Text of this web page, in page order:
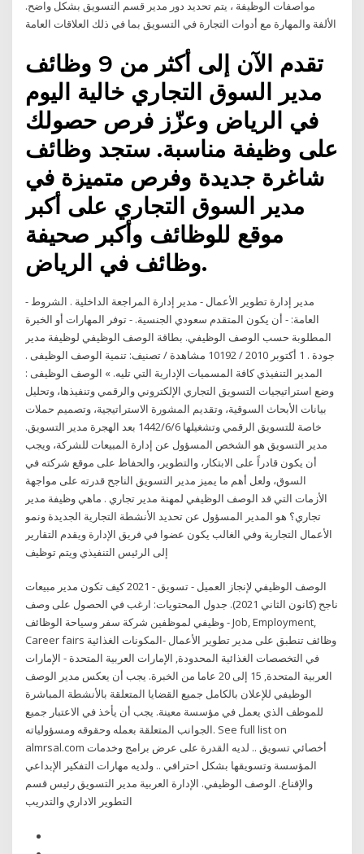
مواصفات الوظيفة ، يتم تحديد دور مدير قسم التسويق بشكل واضح.
الألفة والمهارة مع أدوات التجارة في التسويق بما في ذلك العلاقات العامة
تقدم الآن إلى أكثر من 9 وظائف
مدير السوق التجاري خالية اليوم
في الرياض وعزّز فرص حصولك
على وظيفة مناسبة. ستجد وظائف
شاغرة جديدة وفرص متميزة في
مدير السوق التجاري على أكبر
موقع للوظائف وأكبر صحيفة
وظائف في الرياض.
- مدير إدارة تطوير الأعمال - مدير إدارة المراجعة الداخلية . الشروط
العامة: - أن يكون المتقدم سعودي الجنسية. - توفر المهارات أو الخبرة
المطلوبة حسب الوصف الوظيفي. بطاقة الوصف الوظيفي لوظيفة مدير
جودة . 1 أكتوبر 2010 / 10192 مشاهدة / تصنيف: تنمية الوصف الوظيفى .
المدير التنفيذي كافة المسميات الإدارية التي تليه. » الوصف الوظيفى :
وضع استراتيجيات التسويق التجاري الإلكتروني والرقمي وتنفيذها، وتحليل
بيانات الأبحاث السوقية، وتقديم المشورة الاستراتيجية، وتصميم حملات
خاصة للتسويق الرقمي وتشغيلها 6‏‏/6‏‏/1442 بعد الهجرة مدير التسويق.
مدير التسويق هو الشخص المسؤول عن إدارة المبيعات للشركة، ويجب
أن يكون قادراً على الابتكار، والتطوير، والحفاظ على موقع شركته في
السوق، ولعل أهم ما يميز مدير التسويق الناجح قدرته على مواجهة
الأزمات التي قد الوصف الوظيفي لمهنة مدير تجاري . ماهي وظيفة مدير
تجاري؟ هو المدير المسؤول عن تحديد الأنشطة التجارية الجديدة ونمو
الأعمال التجارية وفي الغالب يكون عضوا في فريق الإدارة ويقدم التقارير
إلى الرئيس التنفيذي ويتم توظيف
الوصف الوظيفي لإنجاز العميل - تسويق - 2021 كيف تكون مدير مبيعات
ناجح (كانون الثاني 2021). جدول المحتويات: ارغب في الحصول على وصف
وظيفي لموظفين شركة سفر وسياحة الوظائف - Job, Employment,
Career fairs وظائف تنطبق على مدير تطوير الأعمال -المكونات الغذائية
في التخصصات الغذائية المحدودة, الإمارات العربية المتحدة - الإمارات
العربية المتحدة, 15 إلى 20 عاما من الخبرة. يجب أن يعكس مدير الوصف
الوظيفي للإعلان بالكامل جميع القضايا المتعلقة بالأنشطة المباشرة
للموظف الذي يعمل في مؤسسة معينة. يجب أن يأخذ في الاعتبار جميع
الجوانب المتعلقة بعمله وحقوقه ومسؤولياته. See full list on
almrsal.com أخصائي تسويق .. لديه القدرة على عرض برامج وخدمات
المؤسسة وتسويقها بشكل احترافي .. ولديه مهارات التفكير الإبداعي
والإقناع. الوصف الوظيفي. الإدارة العربية مدير التسويق رئيس قسم
التطوير الاداري والتدريب